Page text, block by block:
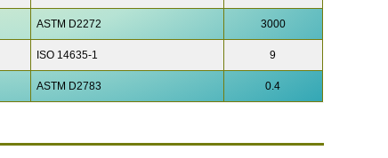
ASTM D2272 3000
ISO 14635-1 9
ASTM D2783 0.4